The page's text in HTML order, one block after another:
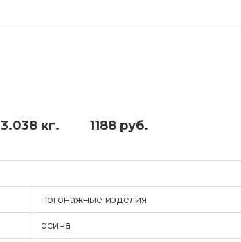
3.038 кг. 1188 руб.
погонажные изделия
осина